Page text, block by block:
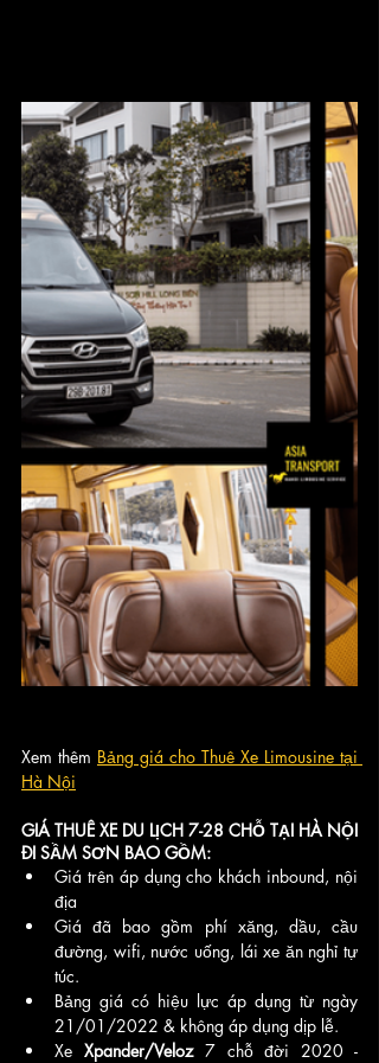
Xem thêm Bảng giá cho Thuê Xe Limousine tại
Hà Nội
GIÁ THUÊ XE DU LỊCH 7-28 CHỖ TẠI HÀ NỘI
ĐI SẦM SƠN BAO GỒM:
Giá trên áp dụng cho khách inbound, nội
địa
Giá đã bao gồm phí xăng, dầu, cầu
đường, wifi, nước uống, lái xe ăn nghỉ tự
túc.
Bảng giá có hiệu lực áp dụng từ ngày
Xe Xpander/Veloz 7 chỗ đời 2020 -